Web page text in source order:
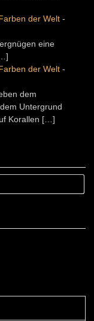
der Welt -
eine
der Welt -
dem
Untergrund
Korallen […]